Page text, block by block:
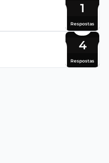
1
Respostas
4
Respostas